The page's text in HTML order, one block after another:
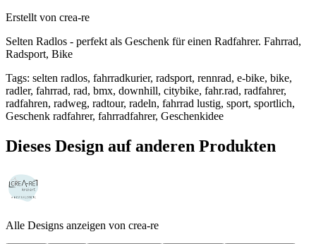
Erstellt von crea-re
Selten Radlos - perfekt als Geschenk für einen Radfahrer. Fahrrad,
Radsport, Bike
Tags: selten radlos, fahrradkurier, radsport, rennrad, e-bike, bike,
radler, fahrrad, rad, bmx, downhill, citybike, fahr.rad, radfahrer,
radfahren, radweg, radtour, radeln, fahrrad lustig, sport, sportlich,
Geschenk radfahrer, fahrradfahrer, Geschenkidee
Dieses Design auf anderen Produkten
Alle Designs anzeigen von crea-re